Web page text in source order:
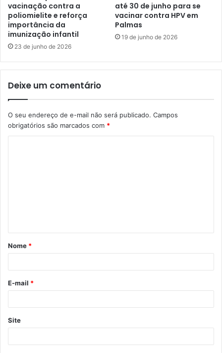
vacinação contra a
poliomielite e reforça
importância da
imunização infantil
23 de junho de 2026
até 30 de junho para se
vacinar contra HPV em
Palmas
19 de junho de 2026
Deixe um comentário
O seu endereço de e-mail não será publicado. Campos
obrigatórios são marcados com *
á
r
*
Nome *
E-mail *
Site